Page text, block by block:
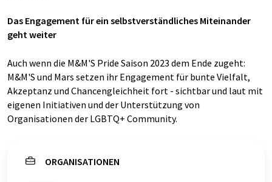
Das Engagement für ein selbstverständliches Miteinander
geht weiter
Auch wenn die M&M'S Pride Saison 2023 dem Ende zugeht:
M&M'S und Mars setzen ihr Engagement für bunte Vielfalt,
Akzeptanz und Chancengleichheit fort - sichtbar und laut mit
eigenen Initiativen und der Unterstützung von
Organisationen der LGBTQ+ Community.
ORGANISATIONEN